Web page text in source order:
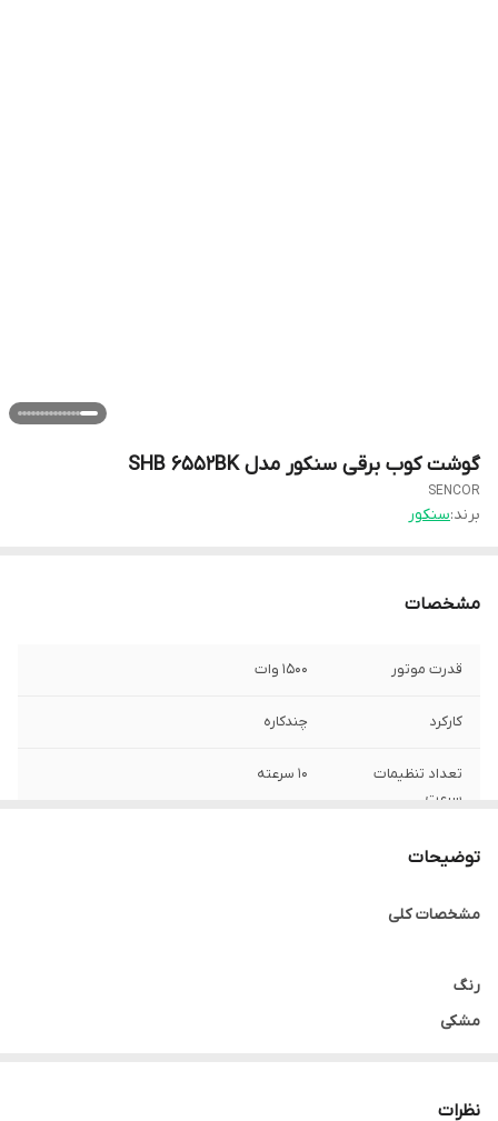
گوشت کوب برقی سنکور مدل SHB 6552BK
SENCOR
برند:سنکور
مشخصات
قدرت موتور 1500 وات
کارکرد چندکاره
تعداد تنظیمات
سرعت
10 سرعته
حداکثر ظرفیت کاسه
توضیحات
مشخصات کلی
رنگ
مشکی
نظرات